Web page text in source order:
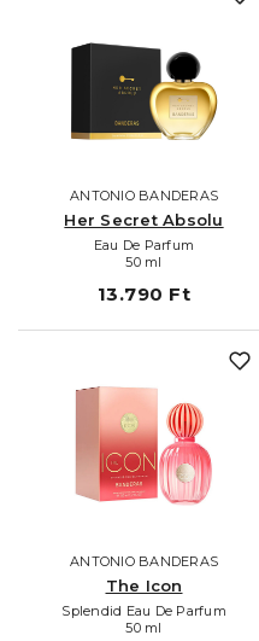
ANTONIO BANDERAS
Her Secret Absolu
Eau De Parfum
50 ml
13.790 Ft
ANTONIO BANDERAS
The Icon
Splendid Eau De Parfum
50 ml